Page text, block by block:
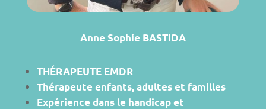
Anne Sophie BASTIDA
THÉRAPEUTEEMDR
Thérapeute enfants, adultes et familles
Expérience dans le handicap et